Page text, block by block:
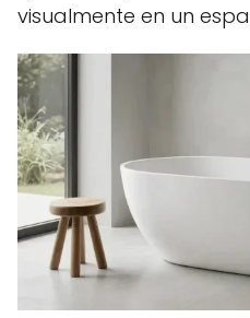
visualmente en un